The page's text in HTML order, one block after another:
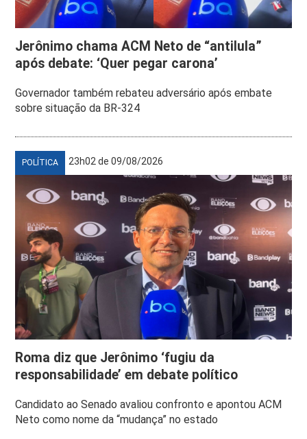
Jerônimo chama ACM Neto de “antilula”
após debate: ‘Quer pegar carona’
Governador também rebateu adversário após embate
sobre situação da BR-324
POLÍTICA 23h02 de 09/08/2026
Roma diz que Jerônimo ‘fugiu da
responsabilidade’ em debate político
Candidato ao Senado avaliou confronto e apontou ACM
Neto como nome da “mudança” no estado